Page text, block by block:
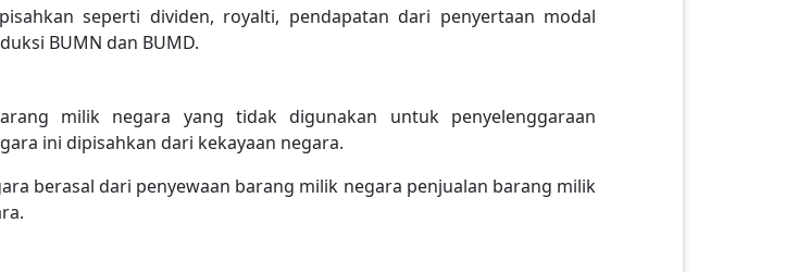
seperti dividen, royalti, pendapatan dari penyertaan modal
BUMN dan BUMD.
milik negara yang tidak digunakan untuk penyelenggaraan
ini dipisahkan dari kekayaan negara.
berasal dari penyewaan barang milik negara penjualan barang milik